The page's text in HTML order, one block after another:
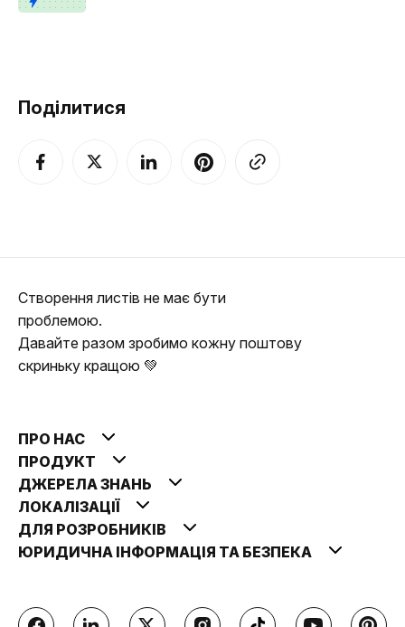
Поділитися
Створення листів не має бути
проблемою.
Давайте разом зробимо кожну поштову
скриньку кращою 💚
ПРО НАС
ПРОДУКТ
ДЖЕРЕЛА ЗНАНЬ
ЛОКАЛІЗАЦІЇ
ДЛЯ РОЗРОБНИКІВ
ЮРИДИЧНА ІНФОРМАЦІЯ ТА БЕЗПЕКА